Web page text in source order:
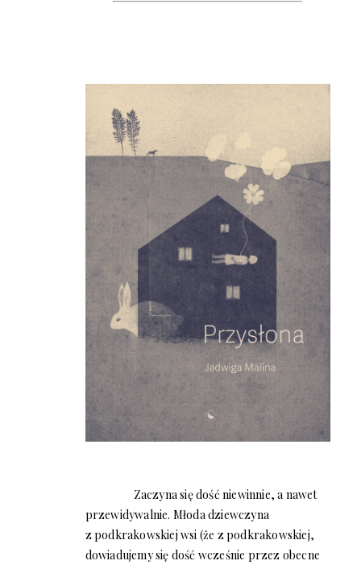
Zaczyna się dość niewinnie, a nawet
przewidywalnie. Młoda dziewczyna
z podkrakowskiej wsi (że z podkrakowskiej,
dowiadujemy się dość wcześnie przez obecne